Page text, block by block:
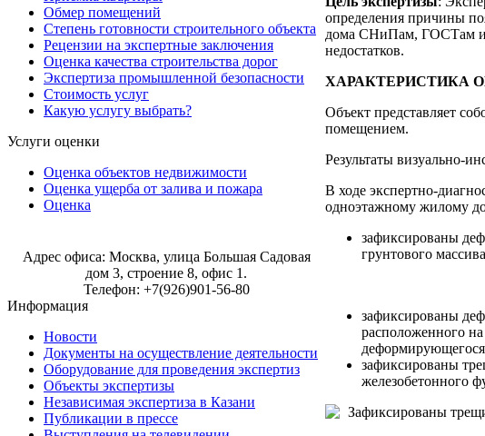
Обмер помещений
Степень готовности строительного объекта
Рецензии на экспертные заключения
Оценка качества строительства дорог
Экспертиза промышленной безопасности
Стоимость услуг
Какую услугу выбрать?
Услуги оценки
Оценка объектов недвижимости
Оценка ущерба от залива и пожара
Оценка
Адрес офиса: Москва, улица Большая Садовая
дом 3, строение 8, офис 1.
Телефон: +7(926)901-56-80
Информация
Новости
Документы на осуществление деятельности
Оборудование для проведения экспертиз
Объекты экспертизы
Независимая экспертиза в Казани
Публикации в прессе
определения причины
дома СНиПам, ГОСТам и
недостатков.
ХАРАКТЕРИСТИКА
Объект представляет
помещением.
Результаты визуально-
В ходе экспертно-
одноэтажному жилому
зафиксированы
грунтового
зафиксированы
расположенного
деформирующегося
зафиксированы
железобетонного